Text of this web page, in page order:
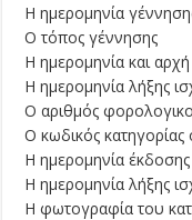
Η ημερομηνία
Ο τόπος γέννησης
Η ημερομηνία και
Η ημερομηνία λήξης
Ο αριθμός
Ο κωδικός κατηγορίας
Η ημερομηνία
Η ημερομηνία λήξης
Η φωτογραφία του